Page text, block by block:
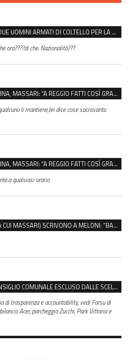
REGGIO, AGGREDITA DA DUE UOMINI ARMATI DI COLTELLO PER LA BORSA: LEI REAGISCE E LI FA SCAPPARE
ora????di che. Nazionalità???
MAXI-RISSA ALLA CANALINA, MASSARI: “A REGGIO FATTI COSÌ GRAVI NON DEVONO TROVARE SPAZIO”
li mantiene,lei dice cose sacrosanto
MAXI-RISSA ALLA CANALINA, MASSARI: “A REGGIO FATTI COSÌ GRAVI NON DEVONO TROVARE SPAZIO”
qualsiasi orario
LEPORE, 35 SINDACI (TRA CUI MASSARI) SCRIVONO A MELONI: “BASTA ATTACCHI ISTITUZIONALI”
PARK ZUCCHI, LEGA: “CONSIGLIO COMUNALE ESCLUSO DALLE SCELTE, PRETENDIAMO TUTTI GLI ATTI”
di trasparenza e accountability, vedi Forsu di
Acer, parcheggio Zucchi, Park Vittoria e